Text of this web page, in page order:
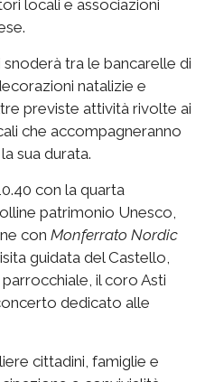
locali e associazioni
tra le bancarelle di
natalizie e
previste attività rivolte ai
che accompagneranno
sua durata.
con la quarta
patrimonio Unesco,
con Monferrato Nordic
guidata del Castello,
il coro Asti
dedicato alle
cittadini, famiglie e